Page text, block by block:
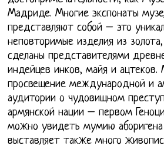
Мадриде. Многие экспонаты
представляют собой – это
неповторимые изделия из
сделаны представителями
индейцев инков, майя и ацтеков.
просвещение международной и
аудитории о чудовищном
армянской нации – первом
можно увидеть мумию
выставляет также много